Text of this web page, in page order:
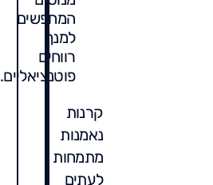
המחפשים
למנף
רווחים
פוטנציאליים.
קרנות
נאמנות
מתמחות
לעתים